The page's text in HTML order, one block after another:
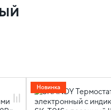
Новинка